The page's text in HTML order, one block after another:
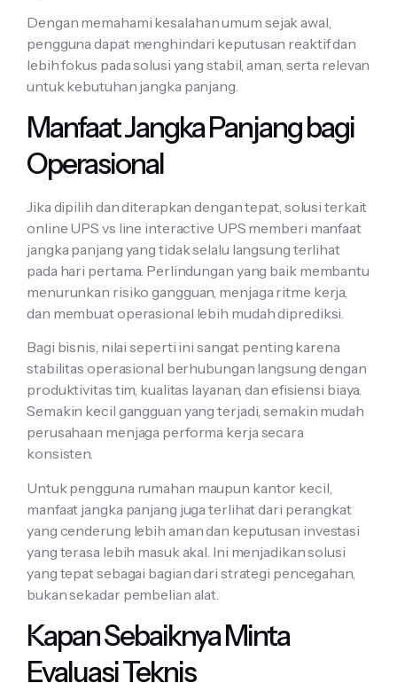
Dengan memahami kesalahan umum sejak awal,
pengguna dapat menghindari keputusan reaktif dan
lebih fokus pada solusi yang stabil, aman, serta relevan
untuk kebutuhan jangka panjang.
Manfaat Jangka Panjang bagi
Operasional
Jika dipilih dan diterapkan dengan tepat, solusi terkait
online UPS vs line interactive UPS memberi manfaat
jangka panjang yang tidak selalu langsung terlihat
pada hari pertama. Perlindungan yang baik membantu
menurunkan risiko gangguan, menjaga ritme kerja,
dan membuat operasional lebih mudah diprediksi.
Bagi bisnis, nilai seperti ini sangat penting karena
stabilitas operasional berhubungan langsung dengan
produktivitas tim, kualitas layanan, dan efisiensi biaya.
Semakin kecil gangguan yang terjadi, semakin mudah
perusahaan menjaga performa kerja secara
konsisten.
Untuk pengguna rumahan maupun kantor kecil,
manfaat jangka panjang juga terlihat dari perangkat
yang cenderung lebih aman dan keputusan investasi
yang terasa lebih masuk akal. Ini menjadikan solusi
yang tepat sebagai bagian dari strategi pencegahan,
bukan sekadar pembelian alat.
Kapan Sebaiknya Minta
Evaluasi Teknis